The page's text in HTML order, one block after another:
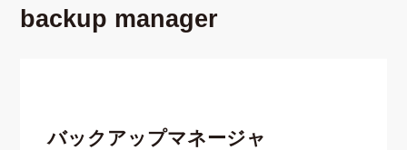
backup manager
バックアップマネージャ